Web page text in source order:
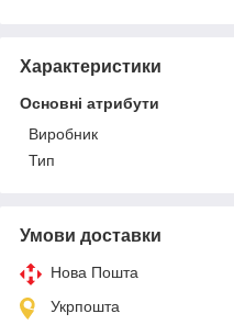
Характеристики
Основні атрибути
Виробник
Тип
Умови доставки
Нова Пошта
Укрпошта